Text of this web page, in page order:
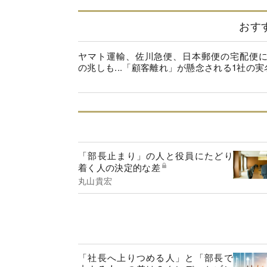
おす
ヤマト運輸、佐川急便、日本郵便の宅配便
の兆しも...「顧客離れ」が懸念される1社の実
「部長止まり」の人と役員にたどり
着く人の決定的な差
丸山貴宏
「社長へ上りつめる人」と「部長で